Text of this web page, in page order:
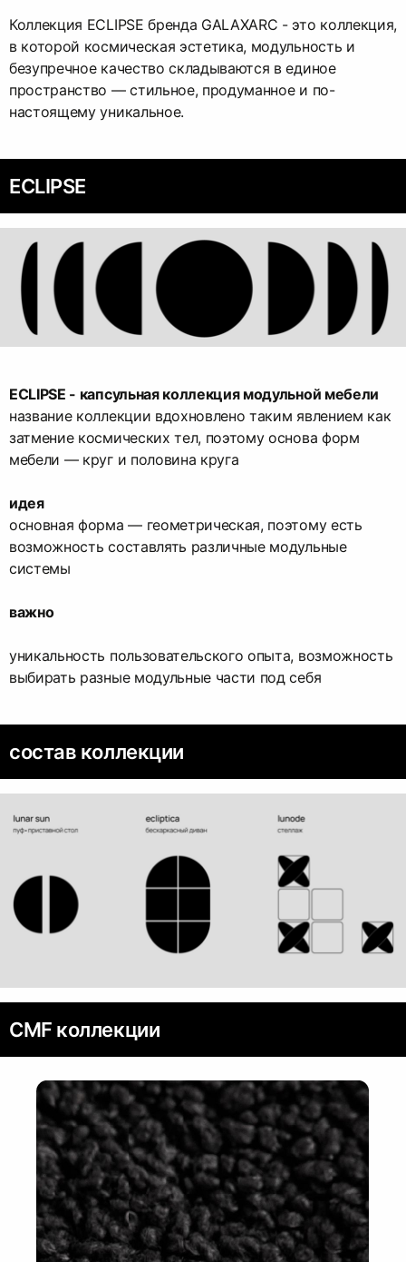
Коллекция ECLIPSE бренда GALAXARC - это коллекция,
в которой космическая эстетика, модульность и
безупречное качество складываются в единое
пространство — стильное, продуманное и по-
настоящему уникальное.
ECLIPSE
ECLIPSE - капсульная коллекция модульной мебели
название коллекции вдохновлено таким явлением как
затмение космических тел, поэтому основа форм
мебели — круг и половина круга
идея
основная форма — геометрическая, поэтому есть
возможность составлять различные модульные
системы
важно
уникальность пользовательского опыта, возможность
выбирать разные модульные части под себя
состав коллекции
CMF коллекции